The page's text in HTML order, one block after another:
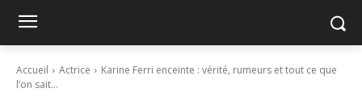
Accueil Actrice
Karine Ferri enceinte : vérité, rumeurs et tout ce que
l’on sait...